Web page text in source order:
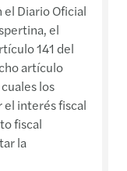
Diario Oficial
el
141 del
artículo
los
interés fiscal
fiscal
la